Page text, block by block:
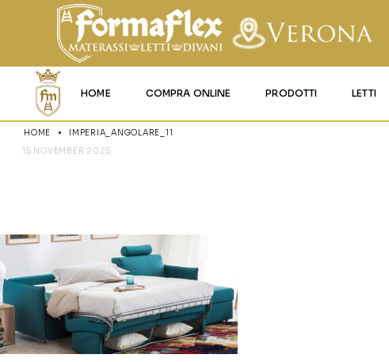
HOME COMPRA ONLINE PRODOTTI LETTI
HOME
IMPERIA_ANGOLARE_11
15 NOVEMBER 2025